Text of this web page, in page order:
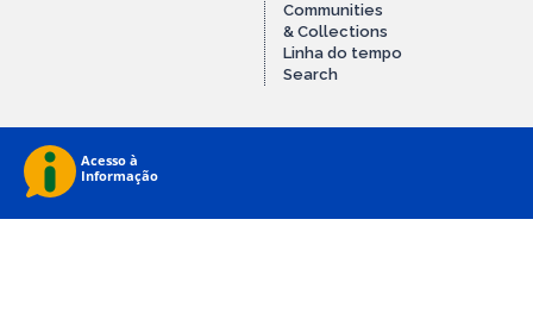
Communities
& Collections
Linha do tempo
Search